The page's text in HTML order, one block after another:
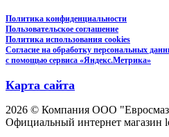
Политика конфиденциальности
Пользовательское соглашение
Политика использования cookies
Согласие на обработку персональных
с помощью сервиса «Яндекс.Метрика»
Карта сайта
2026 © Компания ООО
Официальный интернет магазин